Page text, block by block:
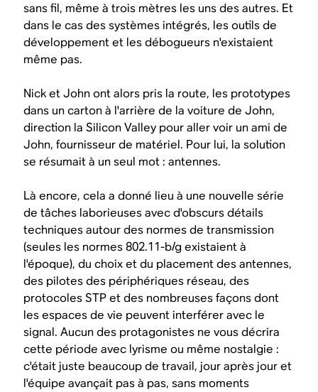
sans fil, même à trois mètres les uns des autres. Et
dans le cas des systèmes intégrés, les outils de
développement et les débogueurs n'existaient
même pas.
Nick et John ont alors pris la route, les prototypes
dans un carton à l'arrière de la voiture de John,
direction la Silicon Valley pour aller voir un ami de
John, fournisseur de matériel. Pour lui, la solution
se résumait à un seul mot : antennes.
Là encore, cela a donné lieu à une nouvelle série
de tâches laborieuses avec d'obscurs détails
techniques autour des normes de transmission
(seules les normes 802.11-b/g existaient à
l'époque), du choix et du placement des antennes,
des pilotes des périphériques réseau, des
protocoles STP et des nombreuses façons dont
les espaces de vie peuvent interférer avec le
signal. Aucun des protagonistes ne vous décrira
cette période avec lyrisme ou même nostalgie :
c'était juste beaucoup de travail, jour après jour et
l'équipe avançait pas à pas, sans moments